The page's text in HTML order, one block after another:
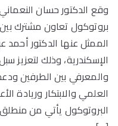
وقع الدكتور حسان
بروتوكول تعاون مشترك
الممثل عنها الدكتور أحمد
الإسكندرية، وذلك لتعزيز
والمعرفي بين الطرفين
العلمي والابتكار وريادة
البروتوكول يأتي من